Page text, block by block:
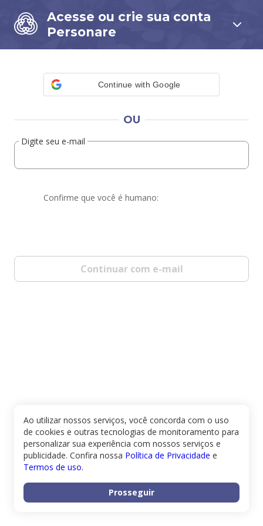
Acesse ou crie sua conta
Personare
Continue with Google
OU
Digite seu e-mail
Confirme que você é humano:
Continuar com e-mail